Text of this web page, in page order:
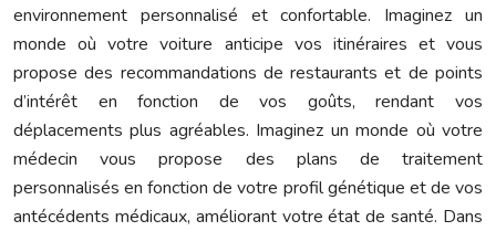
environnement personnalisé et confortable. Imaginez un
monde où votre voiture anticipe vos itinéraires et vous
propose des recommandations de restaurants et de points
d’intérêt en fonction de vos goûts, rendant vos
déplacements plus agréables. Imaginez un monde où votre
médecin vous propose des plans de traitement
personnalisés en fonction de votre profil génétique et de vos
antécédents médicaux, améliorant votre état de santé. Dans